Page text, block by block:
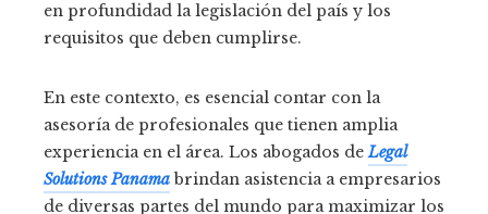
en profundidad la legislación del país y los
requisitos que deben cumplirse.
En este contexto, es esencial contar con la
asesoría de profesionales que tienen amplia
experiencia en el área. Los abogados deLegal
Solutions Panamabrindan asistencia a empresarios
de diversas partes del mundo para maximizar los